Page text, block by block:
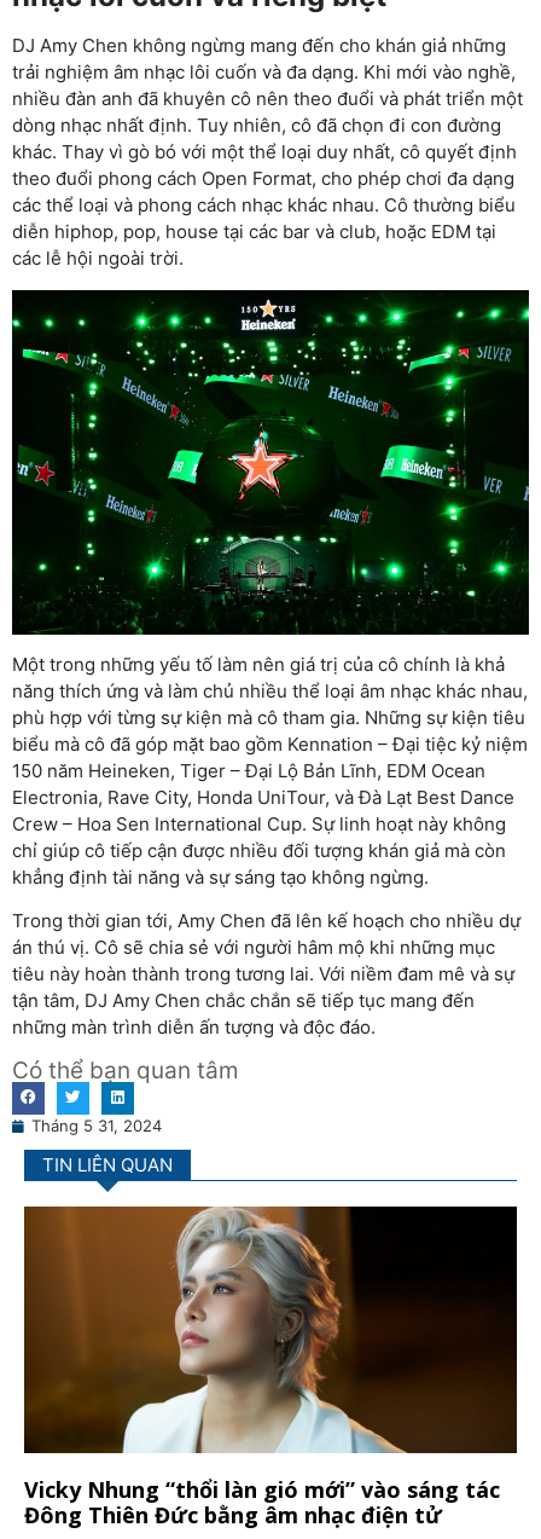
DJ Amy Chen không ngừng mang đến cho khán giả những
trải nghiệm âm nhạc lôi cuốn và đa dạng. Khi mới vào nghề,
nhiều đàn anh đã khuyên cô nên theo đuổi và phát triển một
dòng nhạc nhất định. Tuy nhiên, cô đã chọn đi con đường
khác. Thay vì gò bó với một thể loại duy nhất, cô quyết định
theo đuổi phong cách Open Format, cho phép chơi đa dạng
các thể loại và phong cách nhạc khác nhau. Cô thường biểu
diễn hiphop, pop, house tại các bar và club, hoặc EDM tại
các lễ hội ngoài trời.
Một trong những yếu tố làm nên giá trị của cô chính là khả
năng thích ứng và làm chủ nhiều thể loại âm nhạc khác nhau,
phù hợp với từng sự kiện mà cô tham gia. Những sự kiện tiêu
biểu mà cô đã góp mặt bao gồm Kennation – Đại tiệc kỷ niệm
150 năm Heineken, Tiger – Đại Lộ Bản Lĩnh, EDM Ocean
Electronia, Rave City, Honda UniTour, và Đà Lạt Best Dance
Crew – Hoa Sen International Cup. Sự linh hoạt này không
chỉ giúp cô tiếp cận được nhiều đối tượng khán giả mà còn
khẳng định tài năng và sự sáng tạo không ngừng.
Trong thời gian tới, Amy Chen đã lên kế hoạch cho nhiều dự
án thú vị. Cô sẽ chia sẻ với người hâm mộ khi những mục
tiêu này hoàn thành trong tương lai. Với niềm đam mê và sự
tận tâm, DJ Amy Chen chắc chắn sẽ tiếp tục mang đến
những màn trình diễn ấn tượng và độc đáo.
Có thể bạn quan tâm
Tháng 5 31, 2024
TIN LIÊN QUAN
Vicky Nhung “thổi làn gió mới” vào sáng tác
Đông Thiên Đức bằng âm nhạc điện tử